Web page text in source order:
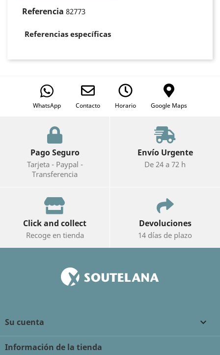
Referencia 82773
Referencias específicas
WhatsApp Contacto Horario Google Maps
Pago Seguro
Tarjeta - Paypal -
Transferencia
Envío Urgente
De 24 a 72 h
Click and collect
Recoge en tienda
Devoluciones
14 días de plazo
Su cuenta 
Información de la tienda